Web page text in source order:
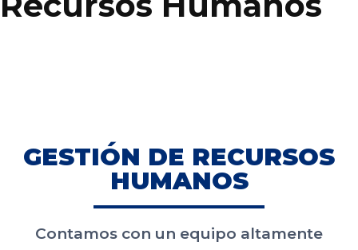
GESTIÓN DE RECURSOS
HUMANOS
Contamos con un equipo altamente